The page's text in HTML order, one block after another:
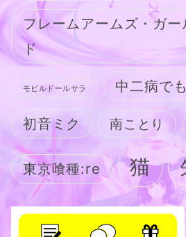
フレームアームズ・ガ
ド
モビルドールサラ 中二病で
初音ミク 南ことり
東京喰種:re 猫